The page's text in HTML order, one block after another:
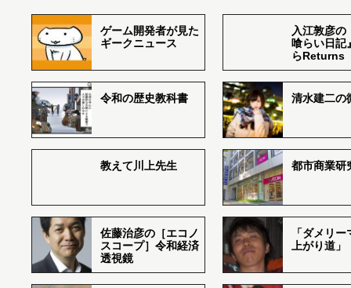
ゲーム開発者が見た
ギークニュース
入江敦彦の
喰らい日記
らReturns
令和の歴史教科書 清水建二の
教えて川上先生 都市商業研
佐藤治彦の［エコノ
スコープ］令和経済
透視鏡
「ダメリ
上がり道」